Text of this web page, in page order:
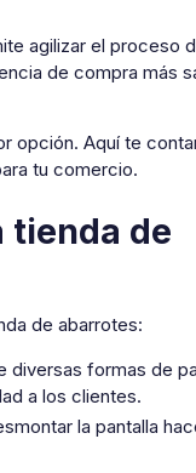
agilizar el proceso
de compra más
opción. Aquí te
tu comercio.
tienda de
de abarrotes:
diversas formas de
a los clientes.
la pantalla